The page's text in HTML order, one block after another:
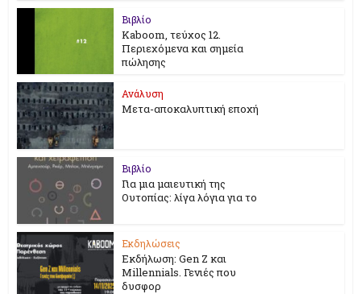
Βιβλίο
Kaboom, τεύχος 12.
Περιεχόμενα και σημεία
πώλησης
Ανάλυση
Μετα-αποκαλυπτική εποχή
Βιβλίο
Για μια μαιευτική της
Ουτοπίας: λίγα λόγια για το
Εκδηλώσεις
Εκδήλωση: Gen Z και
Millennials. Γενιές που
δυσφορ